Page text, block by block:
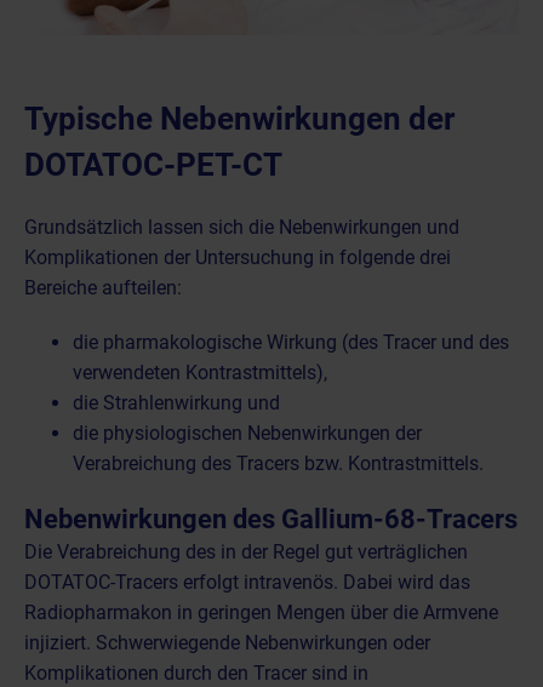
Typische Nebenwirkungen der
DOTATOC-PET-CT
Grundsätzlich lassen sich die Nebenwirkungen und
Komplikationen der Untersuchung in folgende drei
Bereiche aufteilen:
die pharmakologische Wirkung (des Tracer und des
verwendeten Kontrastmittels),
die Strahlenwirkung und
die physiologischen Nebenwirkungen der
Verabreichung des Tracers bzw. Kontrastmittels.
Nebenwirkungen des Gallium-68-Tracers
Die Verabreichung des in der Regel gut verträglichen
DOTATOC-Tracers erfolgt intravenös. Dabei wird das
Radiopharmakon in geringen Mengen über die Armvene
injiziert. Schwerwiegende Nebenwirkungen oder
Komplikationen durch den Tracer sind in